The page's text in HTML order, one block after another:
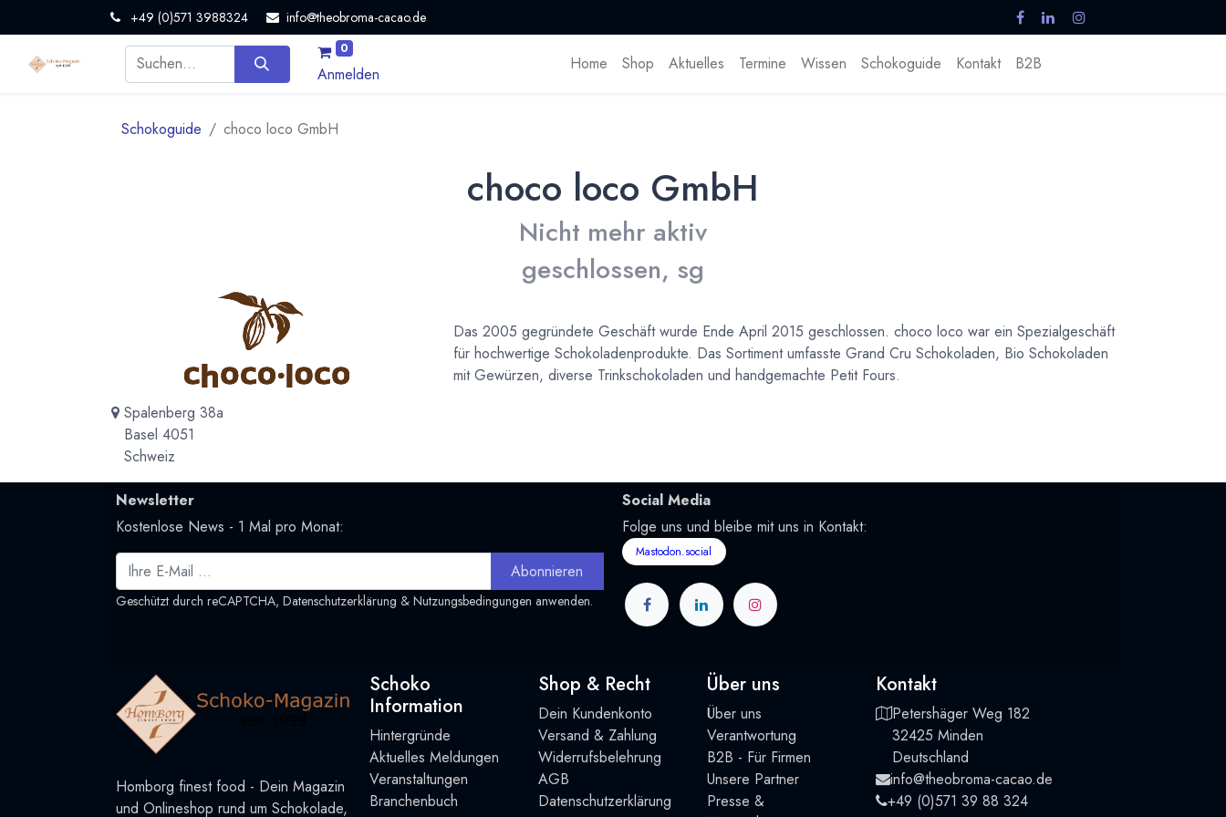
+49 (0)571 3988324 info@theobroma-cacao.de
0
Anmelden
Home Shop Aktuelles Termine Wissen Schokoguide Kontakt B2B
Schokoguide choco loco GmbH
choco loco GmbH
Nicht mehr aktiv
geschlossen, sg
Spalenberg 38a
Basel 4051
Schweiz
Das 2005 gegründete Geschäft wurde Ende April 2015 geschlossen. choco loco war ein Spezialgeschäft
für hochwertige Schokoladenprodukte. Das Sortiment umfasste Grand Cru Schokoladen, Bio Schokoladen
mit Gewürzen, diverse Trinkschokoladen und handgemachte Petit Fours.
Newsletter
Kostenlose News - 1 Mal pro Monat:
Abonnieren
Geschützt durch reCAPTCHA, Datenschutzerklärung & Nutzungsbedingungen anwenden.
Social Media
Folge uns und bleibe mit uns in Kontakt:
Mastodon.social
Schoko
Information
Hintergründe
Aktuelles Meldungen
Veranstaltungen
Branchenbuch
Shop & Recht
Dein Kundenkonto
Versand & Zahlung
Widerrufsbelehrung
AGB
Datenschutzerklärung
Über uns
Über uns
Verantwortung
B2B - Für Firmen
Unsere Partner
Presse &
Kontakt
Petershäger Weg 182
32425 Minden
Deutschland
info@theobroma-cacao.de
+49 (0)571 39 88 324
Homborg finest food - Dein Magazin
und Onlineshop rund um Schokolade,